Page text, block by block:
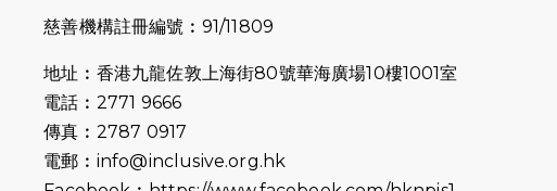
慈善機構註冊編號︰91/11809
地址︰香港九龍佐敦上海街80號華海廣場10樓1001室
電話︰2771 9666
傳真︰2787 0917
電郵︰ info@inclusive.org.hk